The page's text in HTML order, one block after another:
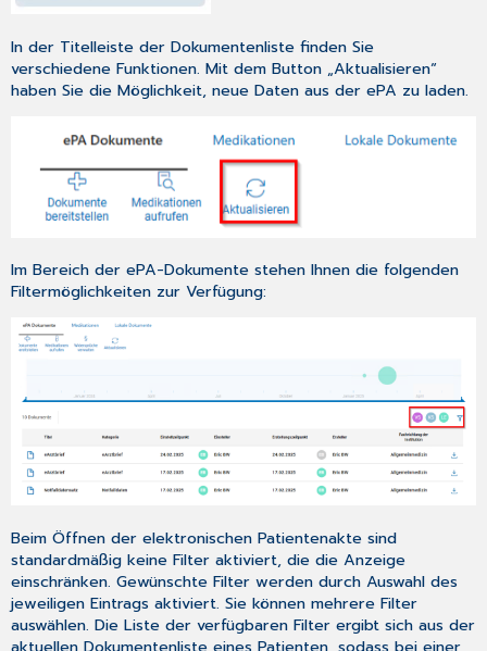
In der Titelleiste der Dokumentenliste finden Sie
verschiedene Funktionen. Mit dem Button „Aktualisieren“
haben Sie die Möglichkeit, neue Daten aus der ePA zu laden.
Im Bereich der ePA-Dokumente stehen Ihnen die folgenden
Filtermöglichkeiten zur Verfügung:
Beim Öffnen der elektronischen Patientenakte sind
standardmäßig keine Filter aktiviert, die die Anzeige
einschränken. Gewünschte Filter werden durch Auswahl des
jeweiligen Eintrags aktiviert. Sie können mehrere Filter
auswählen. Die Liste der verfügbaren Filter ergibt sich aus der